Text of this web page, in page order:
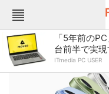
Fav-Logカテゴリー一覧
TOP
インテリア・収納
「5年前の
台前半で実
ITmedia PC USER